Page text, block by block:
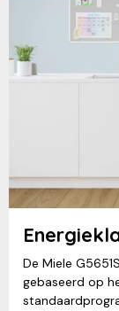
De Miele
gebaseerd op